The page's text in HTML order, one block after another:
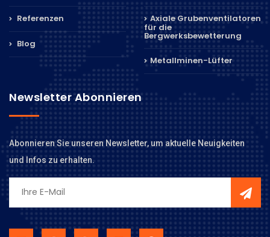
Referenzen
Blog
Axiale Grubenventilatoren
für die
Bergwerksbewetterung
Metallminen-Lüfter
Newsletter Abonnieren
Abonnieren Sie unseren Newsletter, um aktuelle Neuigkeiten
und Infos zu erhalten.